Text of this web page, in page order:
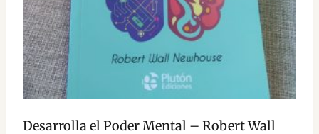
Desarrolla el Poder Mental – Robert Wall